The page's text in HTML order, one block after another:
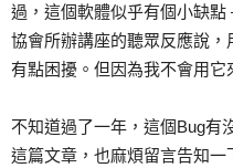
過，這個軟體似乎有個小缺
協會所辦講座的聽眾反應說，
有點困擾。但因為我不會用
不知道過了一年，這個Bug有
這篇文章，也麻煩留言告知一